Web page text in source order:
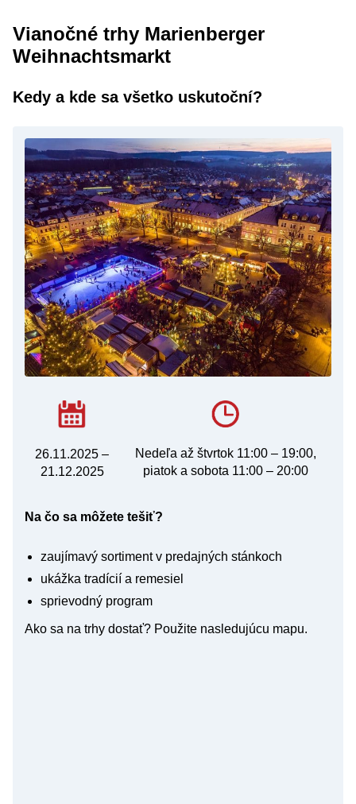
Vianočné trhy Marienberger
Weihnachtsmarkt
Kedy a kde sa všetko uskutoční?
26.11.2025 –
21.12.2025
Nedeľa až štvrtok 11:00 – 19:00,
piatok a sobota 11:00 – 20:00
Na čo sa môžete tešiť?
zaujímavý sortiment v predajných stánkoch
ukážka tradícií a remesiel
sprievodný program
Ako sa na trhy dostať? Použite nasledujúcu mapu.